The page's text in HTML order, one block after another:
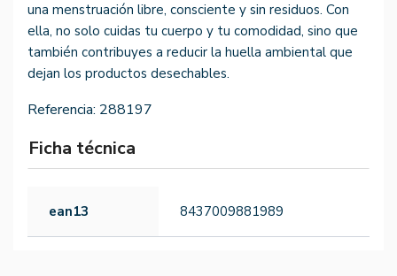
una menstruación libre, consciente y sin residuos. Con
ella, no solo cuidas tu cuerpo y tu comodidad, sino que
también contribuyes a reducir la huella ambiental que
dejan los productos desechables.
Referencia: 288197
Ficha técnica
ean13 8437009881989